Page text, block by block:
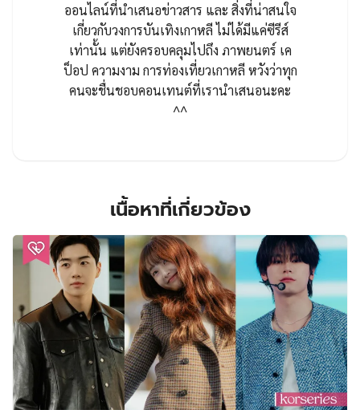
ออนไลน์ที่นำเสนอข่าวสาร และ สิ่งที่น่าสนใจ
เกี่ยวกับวงการบันเทิงเกาหลี ไม่ได้มีแค่ซีรีส์
เท่านั้น แต่ยังครอบคลุมไปถึง ภาพยนตร์ เค
ป็อป ความงาม การท่องเที่ยวเกาหลี หวังว่าทุก
คนจะชื่นชอบคอนเทนต์ที่เรานำเสนอนะคะ
^^
เนื้อหาที่เกี่ยวข้อง